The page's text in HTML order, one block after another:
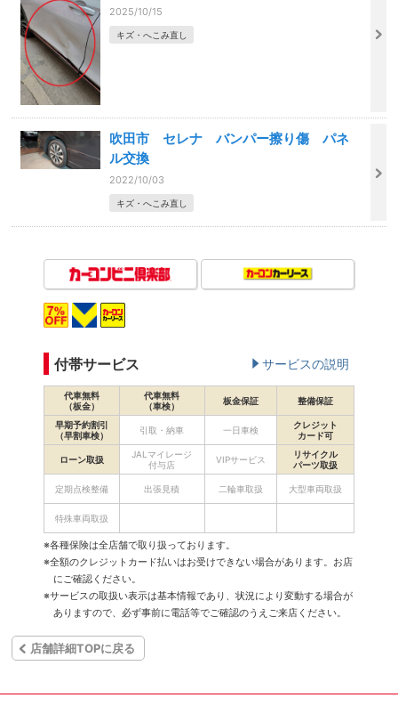
2025/10/15
キズ・へこみ直し
吹田市 セレナ バンパー擦り傷 パネ
ル交換
2022/10/03
キズ・へこみ直し
付帯サービス サービスの説明
代車無料
（板金）
代車無料
（車検）
板金保証 整備保証
早期予約割引
（早割車検）
引取・納車 一日車検
クレジット
カード可
ローン取扱
JALマイレージ
付与店
VIPサービス
リサイクル
パーツ取扱
定期点検整備 出張見積 二輪車取扱 大型車両取扱
特殊車両取扱
※各種保険は全店舗で取り扱っております。
※全額のクレジットカード払いはお受けできない場合があります。お店
にご確認ください。
※サービスの取扱い表示は基本情報であり、状況により変動する場合が
ありますので、必ず事前に電話等でご確認のうえご来店ください。
店舗詳細TOPに戻る